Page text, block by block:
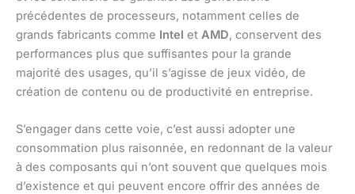
précédentes de processeurs, notamment celles de
grands fabricants comme Intel et AMD, conservent des
performances plus que suffisantes pour la grande
majorité des usages, qu’il s’agisse de jeux vidéo, de
création de contenu ou de productivité en entreprise.
S’engager dans cette voie, c’est aussi adopter une
consommation plus raisonnée, en redonnant de la valeur
à des composants qui n’ont souvent que quelques mois
d’existence et qui peuvent encore offrir des années de